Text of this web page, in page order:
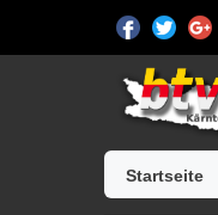
Startseite